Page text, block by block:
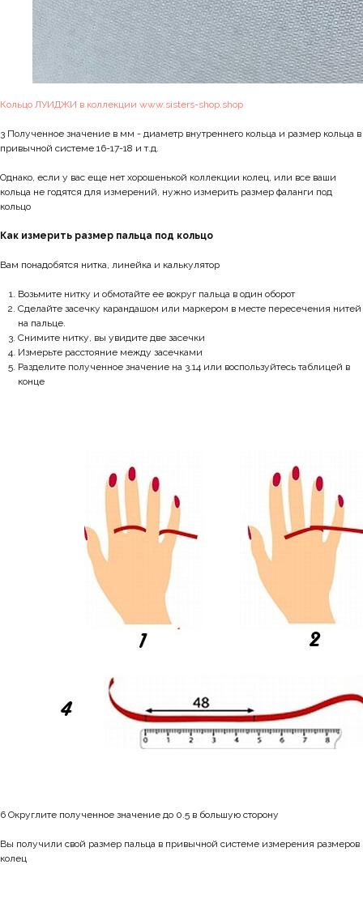
Кольцо ЛУИДЖИ в коллекции www.sisters-shop.shop
3 Полученное значение в мм - диаметр внутреннего кольца и размер кольца в
привычной системе 16-17-18 и т.д.
Однако, если у вас еще нет хорошенькой коллекции колец, или все ваши
кольца не годятся для измерений, нужно измерить размер фаланги под
кольцо
Как измерить размер пальца под кольцо
Вам понадобятся нитка, линейка и калькулятор
Возьмите нитку и обмотайте ее вокруг пальца в один оборот
Сделайте засечку карандашом или маркером в месте пересечения нитей
на пальце.
Снимите нитку, вы увидите две засечки
Измерьте расстояние между засечками
Разделите полученное значение на 3.14 или воспользуйтесь таблицей в
конце
6 Округлите полученное значение до 0.5 в большую сторону
Вы получили свой размер пальца в привычной системе измерения размеров
колец